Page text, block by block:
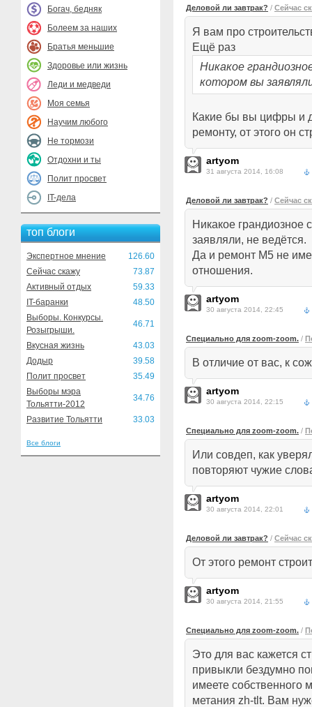
Богач, бедняк
Болеем за наших
Братья меньшие
Здоровье или жизнь
Леди и медведи
Моя семья
Научим любого
Не тормози
Отдохни и ты
Полит просвет
IT-дела
топ блоги
Экспертное мнение
126.60
Сейчас скажу
73.87
Активный отдых
59.33
IT-баранки
48.50
Выборы. Конкурсы.
Розыгрыши.
46.71
Вкусная жизнь
43.03
Додыр
39.58
Полит просвет
35.49
Выборы мэра
Тольятти-2012
34.76
Развитие Тольятти 33.03
Все блоги
Деловой ли завтрак? / Сейчас
Я вам про
Ещё раз
Никакое
котором вы
Какие бы вы цифры и
ремонту, от этого он
artyom
31 августа 2014, 16:08
Деловой ли завтрак? / Сейчас
Никакое грандиозное
заявляли, не ведётся.
Да и ремонт М5 не
отношения.
artyom
30 августа 2014, 22:45
Специально для zoom-zoom. /
В отличие от вас, к
artyom
30 августа 2014, 22:15
Специально для zoom-zoom. /
Или совдеп, как
повторяют чужие
artyom
30 августа 2014, 22:01
Деловой ли завтрак? / Сейчас
От этого ремонт
artyom
30 августа 2014, 21:55
Специально для zoom-zoom. /
Это для вас кажется
привыкли бездумно
имеете собственного
метания zh-tlt. Вам